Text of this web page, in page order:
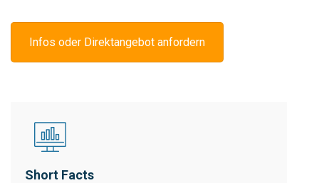
Infos oder Direktangebot anfordern
Short Facts